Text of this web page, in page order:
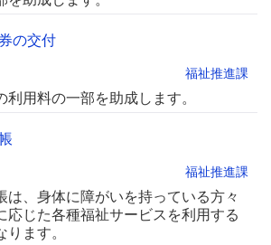
の交付
福祉推進課
利用料の一部を助成します。
福祉推進課
は、身体に障がいを持っている方々
応じた各種福祉サービスを利用する
ります。